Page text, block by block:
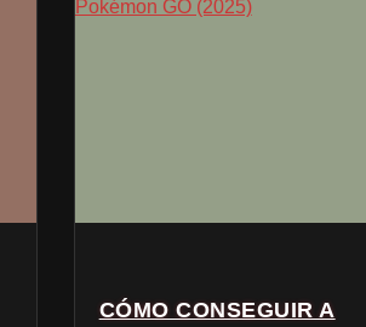
CÓMO CONSEGUIR A